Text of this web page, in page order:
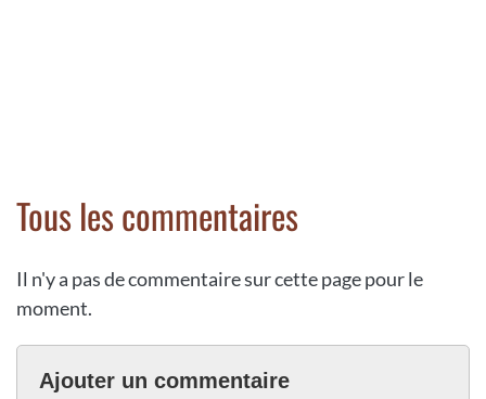
Tous les commentaires
Il n'y a pas de commentaire sur cette page pour le
moment.
Ajouter un commentaire